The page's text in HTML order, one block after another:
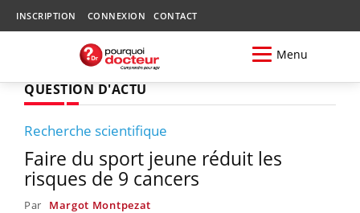
INSCRIPTION CONNEXION CONTACT
Menu
QUESTION D'ACTU
Recherche scientifique
Faire du sport jeune réduit les
risques de 9 cancers
Par Margot Montpezat